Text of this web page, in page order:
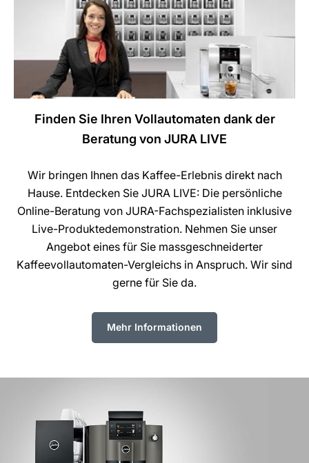
Finden Sie Ihren Vollautomaten dank der
Beratung von JURA LIVE
Wir bringen Ihnen das Kaffee-Erlebnis direkt nach
Hause. Entdecken Sie JURA LIVE: Die persönliche
Online-Beratung von JURA-Fachspezialisten inklusive
Live-Produktedemonstration. Nehmen Sie unser
Angebot eines für Sie massgeschneiderter
Kaffeevollautomaten-Vergleichs in Anspruch. Wir sind
gerne für Sie da.
Mehr Informationen